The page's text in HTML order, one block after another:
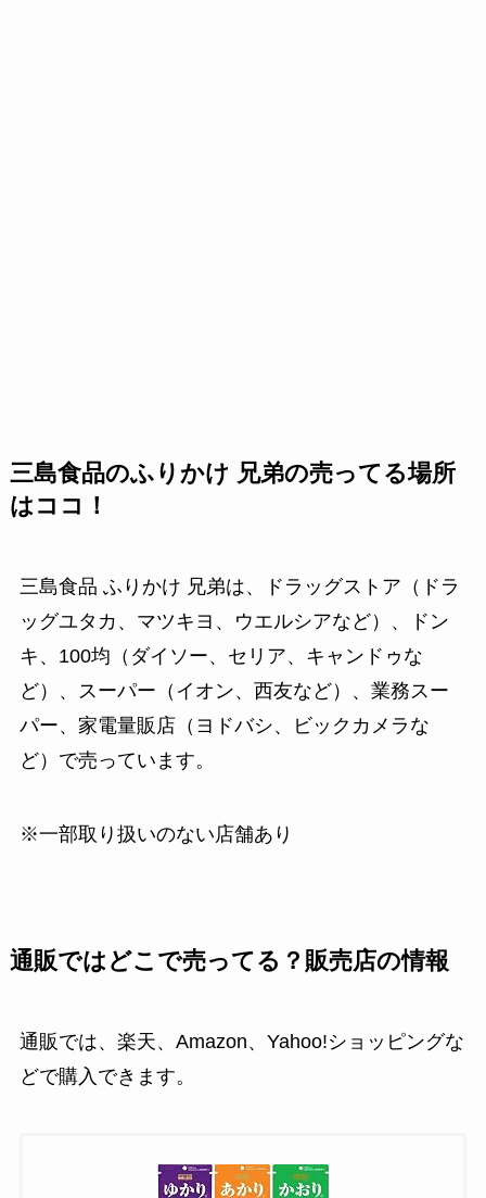
三島食品のふりかけ 兄弟の売ってる場所
はココ！
三島食品 ふりかけ 兄弟は、ドラッグストア（ドラ
ッグユタカ、マツキヨ、ウエルシアなど）、ドン
キ、100均（ダイソー、セリア、キャンドゥな
ど）、スーパー（イオン、西友など）、業務スー
パー、家電量販店（ヨドバシ、ビックカメラな
ど）で売っています。
※一部取り扱いのない店舗あり
通販ではどこで売ってる？販売店の情報
通販では、楽天、Amazon、Yahoo!ショッピングな
どで購入できます。